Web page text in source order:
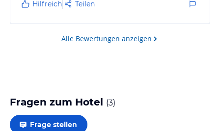
Hilfreich Teilen
Alle Bewertungen anzeigen
Fragen zum Hotel (3)
Frage stellen